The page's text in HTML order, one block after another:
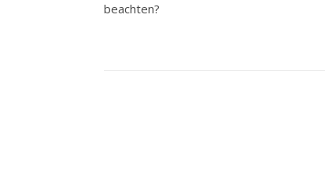
beachten?